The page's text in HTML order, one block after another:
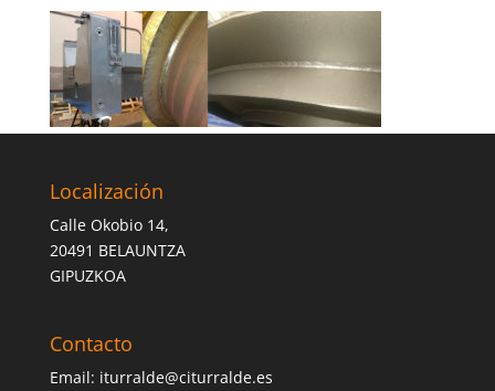
Localización
Calle Okobio 14,
20491 BELAUNTZA
GIPUZKOA
Contacto
Email: iturralde@citurralde.es